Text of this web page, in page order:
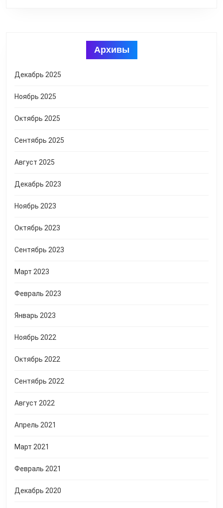
Архивы
Декабрь 2025
Ноябрь 2025
Октябрь 2025
Сентябрь 2025
Август 2025
Декабрь 2023
Ноябрь 2023
Октябрь 2023
Сентябрь 2023
Март 2023
Февраль 2023
Январь 2023
Ноябрь 2022
Октябрь 2022
Сентябрь 2022
Август 2022
Апрель 2021
Март 2021
Февраль 2021
Декабрь 2020